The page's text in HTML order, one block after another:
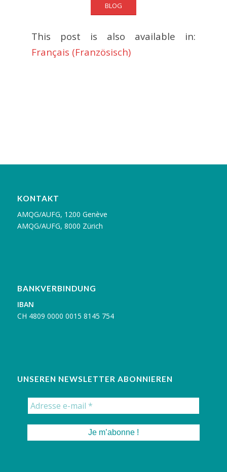
BLOG
This post is also available in:
Français (Französisch)
KONTAKT
AMQG/AUFG, 1200 Genève
AMQG/AUFG, 8000 Zürich
BANKVERBINDUNG
IBAN
CH 4809 0000 0015 8145 754
UNSEREN NEWSLETTER ABONNIEREN